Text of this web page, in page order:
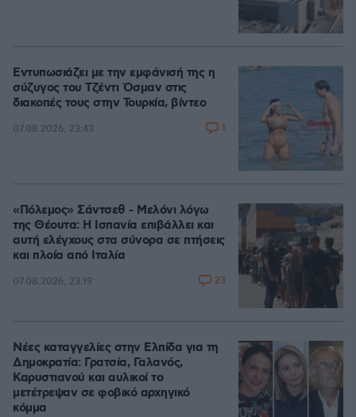
Εντυπωσιάζει με την εμφάνισή της η
σύζυγος του Τζέντι Όσμαν στις
διακοπές τους στην Τουρκία, βίντεο
07.08.2026, 23:43 1
«Πόλεμος» Σάντσεθ - Μελόνι λόγω
της Θέουτα: Η Ισπανία επιβάλλει και
αυτή ελέγχους στα σύνορα σε πτήσεις
και πλοία από Ιταλία
07.08.2026, 23:19 23
Νέες καταγγελίες στην Ελπίδα για τη
Δημοκρατία: Γρατσία, Γαλανός,
Καρυστιανού και αυλικοί το
μετέτρεψαν σε φοβικό αρχηγικό
κόμμα